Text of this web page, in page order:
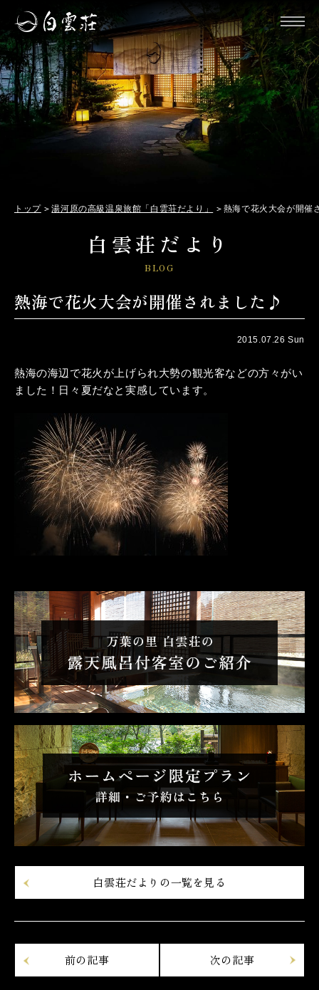
トップ 湯河原の高級温泉旅館「白雲荘だより」 熱海で花火大会が開催
白雲荘だより
BLOG
熱海で花火大会が開催されました♪
2015.07.26 Sun
熱海の海辺で花火が上げられ大勢の観光客などの方々がい
ました！日々夏だなと実感しています。
白雲荘だよりの一覧を見る